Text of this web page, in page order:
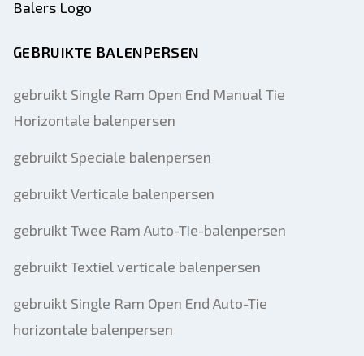
GEBRUIKTE BALENPERSEN
gebruikt Single Ram Open End Manual Tie
Horizontale balenpersen
gebruikt Speciale balenpersen
gebruikt Verticale balenpersen
gebruikt Twee Ram Auto-Tie-balenpersen
gebruikt Textiel verticale balenpersen
gebruikt Single Ram Open End Auto-Tie
horizontale balenpersen